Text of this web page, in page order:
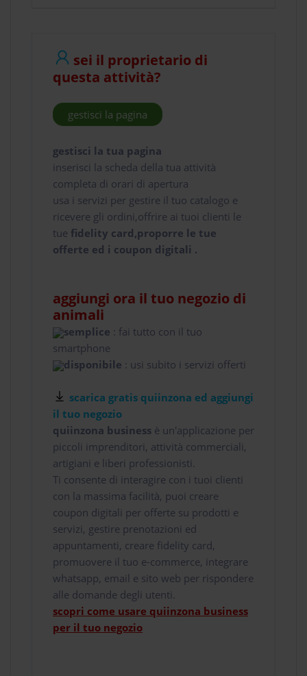
sei il proprietario di
questa attività?
gestisci la pagina
gestisci la tua pagina
inserisci la scheda della tua attività
completa di orari di apertura
usa i servizi per gestire il tuo catalogo e
ricevere gli ordini,offrire ai tuoi clienti le
tue fidelity card,proporre le tue
offerte ed i coupon digitali .
aggiungi ora il tuo negozio di
animali
semplice : fai tutto con il tuo
smartphone
disponibile : usi subito i servizi offerti
scarica gratis quiinzona ed aggiungi
il tuo negozio
quiinzona business è un'applicazione per
piccoli imprenditori, attività commerciali,
artigiani e liberi professionisti.
Ti consente di interagire con i tuoi clienti
con la massima facilità, puoi creare
coupon digitali per offerte su prodotti e
servizi, gestire prenotazioni ed
appuntamenti, creare fidelity card,
promuovere il tuo e-commerce, integrare
whatsapp, email e sito web per rispondere
alle domande degli utenti.
scopri come usare quiinzona business
per il tuo negozio